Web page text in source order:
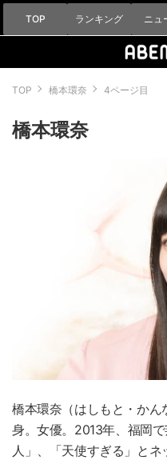
TOP ランキング ニュ
TOP 橋本環奈 4ページ目
橋本環奈
橋本環奈 （はしもと・か
身。女優。2013年、福岡
人」、「天使すぎる」と